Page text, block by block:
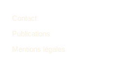
Contact
Publications
Mentions légales